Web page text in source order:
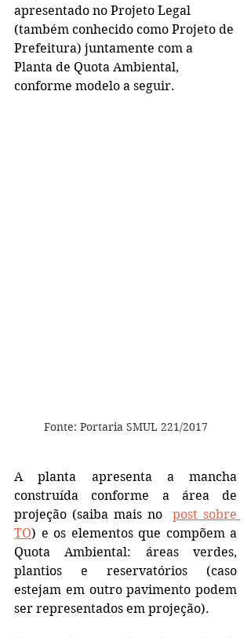
apresentado no Projeto Legal
(também conhecido como Projeto de
Prefeitura) juntamente com a
Planta de Quota Ambiental,
conforme modelo a seguir.
Fonte: Portaria SMUL 221/2017
A planta apresenta a mancha
construída conforme a área de
projeção (saiba mais no post sobre
TO) e os elementos que compõem a
Quota Ambiental: áreas verdes,
plantios e reservatórios (caso
estejam em outro pavimento podem
ser representados em projeção).